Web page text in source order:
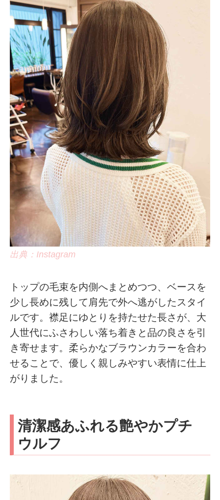
出典：Instagram
トップの毛束を内側へまとめつつ、ベースを
少し長めに残して肩先で外へ逃がしたスタイ
ルです。襟足にゆとりを持たせた長さが、大
人世代にふさわしい落ち着きと品の良さを引
き寄せます。柔らかなブラウンカラーを合わ
せることで、優しく親しみやすい表情に仕上
がりました。
清潔感あふれる艶やかプチ
ウルフ